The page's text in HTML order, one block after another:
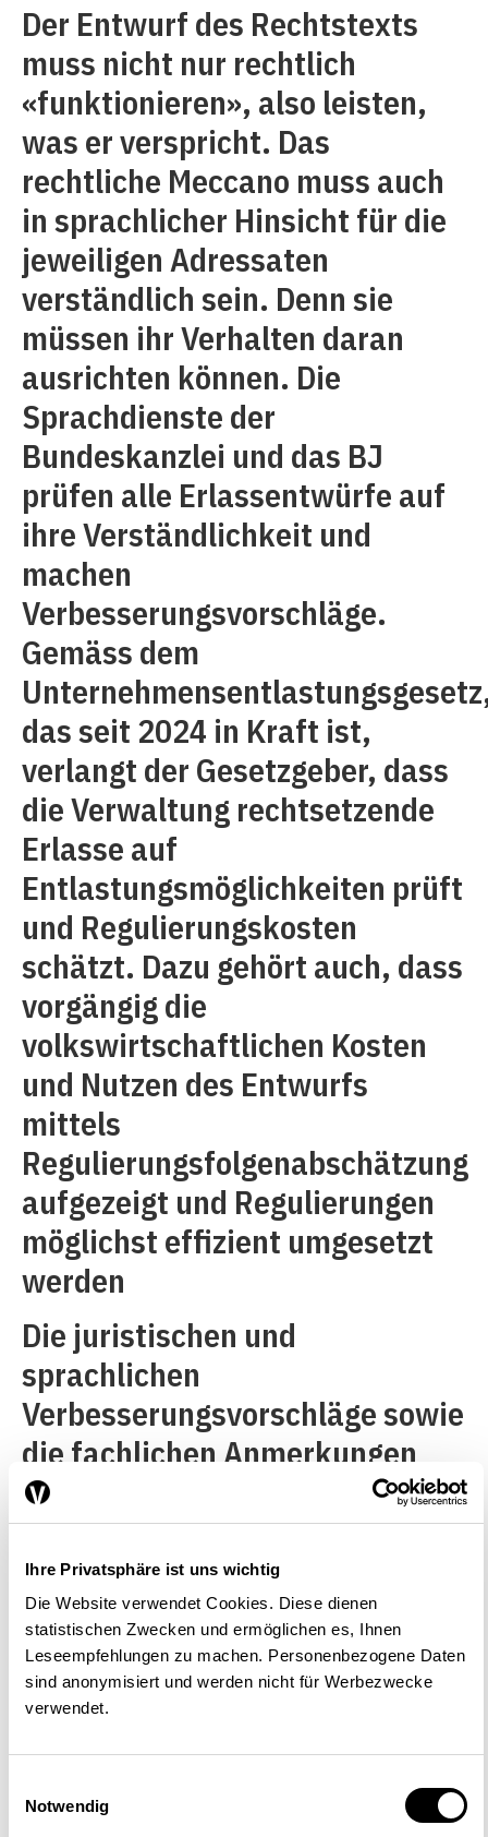
Ihre Privatsphäre ist uns wichtig
Die Website verwendet Cookies. Diese dienen
statistischen Zwecken und ermöglichen es, Ihnen
Leseempfehlungen zu machen. Personenbezogene Daten
sind anonymisiert und werden nicht für Werbezwecke
verwendet.
Notwendig
Der Entwurf des Rechtstexts
muss nicht nur rechtlich
«funktionieren», also leisten,
was er verspricht. Das
rechtliche Meccano muss auch
in sprachlicher Hinsicht für die
jeweiligen Adressaten
verständlich sein. Denn sie
müssen ihr Verhalten daran
ausrichten können. Die
Sprachdienste der
Bundeskanzlei und das BJ
prüfen alle Erlassentwürfe auf
ihre Verständlichkeit und
machen
Verbesserungsvorschläge.
Gemäss dem
das seit 2024 in Kraft ist,
verlangt der Gesetzgeber, dass
die Verwaltung rechtsetzende
Erlasse auf
Entlastungsmöglichkeiten prüft
und Regulierungskosten
schätzt. Dazu gehört auch, dass
vorgängig die
volkswirtschaftlichen Kosten
und Nutzen des Entwurfs
mittels
Regulierungsfolgenabschätzung
aufgezeigt und Regulierungen
möglichst effizient umgesetzt
werden
Die juristischen und
sprachlichen
Verbesserungsvorschläge sowie
die fachlichen Anmerkungen
aller beteiligten Fachämter
werden bereinigt, sodass
möglichst keine Differenzen
bestehen bleiben. Verbleiben
doch welche, so werden die
Argumente im Rahmen des
sogenannten
Mitberichtsverfahrens
ausgetauscht. Der Bundesrat